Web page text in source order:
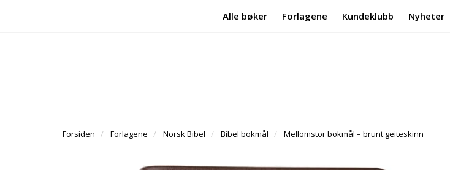
Alle bøker Forlagene Kundeklubb Nyheter
Forsiden Forlagene Norsk Bibel Bibel bokmål Mellomstor bokmål – brunt geiteskinn